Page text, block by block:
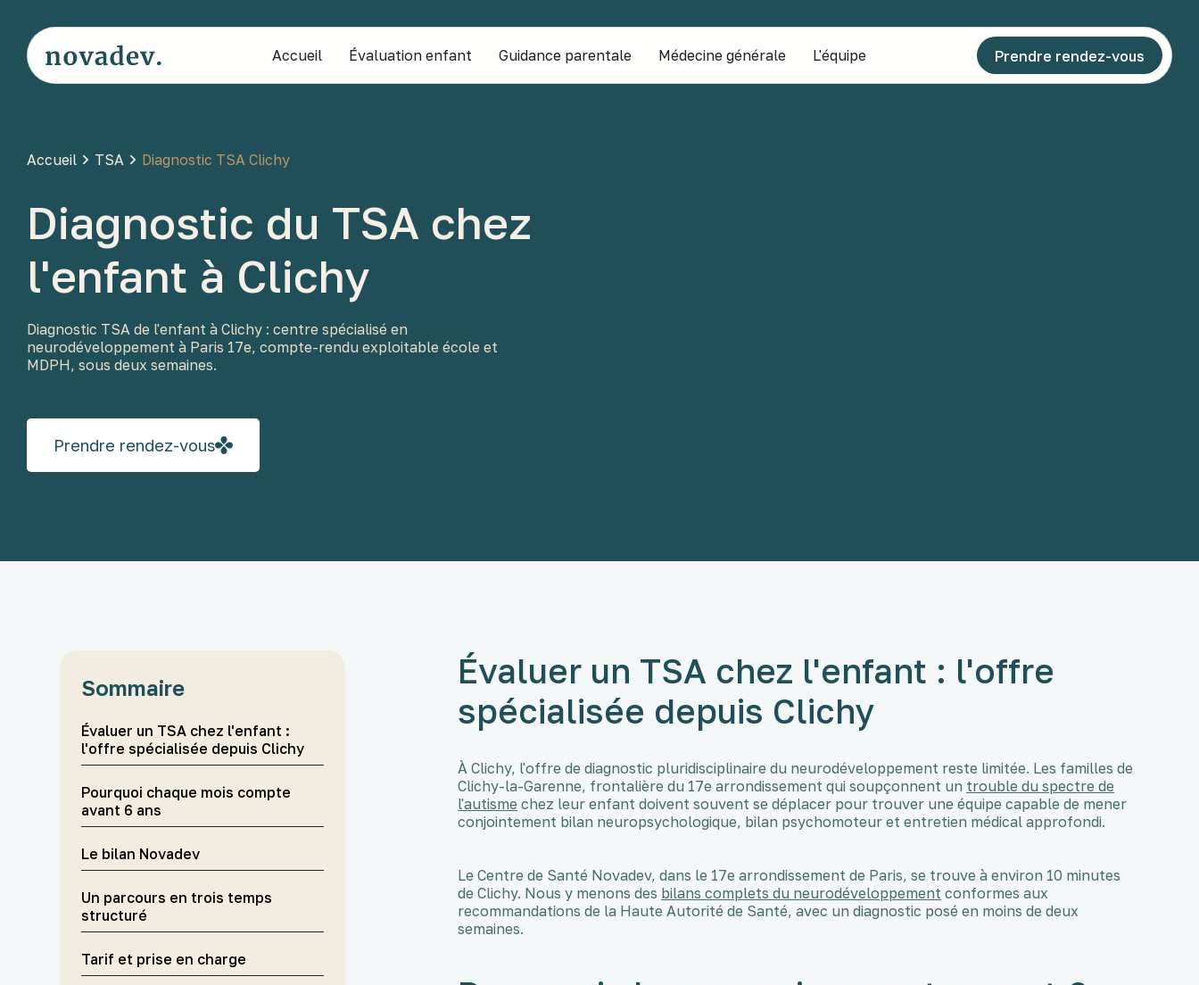
Accueil Évaluation enfant Guidance parentale Médecine générale L'équipe Prendre rendez-vous
Accueil TSA Diagnostic TSA Clichy
Diagnostic du TSA chez
l'enfant à Clichy
Diagnostic TSA de l'enfant à Clichy : centre spécialisé en
neurodéveloppement à Paris 17e, compte-rendu exploitable école et
MDPH, sous deux semaines.
Prendre rendez-vous
Sommaire
Évaluer un TSA chez l'enfant :
l'offre spécialisée depuis Clichy
Pourquoi chaque mois compte
avant 6 ans
Le bilan Novadev
Un parcours en trois temps
structuré
Tarif et prise en charge
Évaluer un TSA chez l'enfant : l'offre
spécialisée depuis Clichy
À Clichy, l'offre de diagnostic pluridisciplinaire du neurodéveloppement reste limitée. Les familles de
Clichy-la-Garenne, frontalière du 17e arrondissement qui soupçonnent un trouble du spectre de
l'autisme chez leur enfant doivent souvent se déplacer pour trouver une équipe capable de mener
conjointement bilan neuropsychologique, bilan psychomoteur et entretien médical approfondi.
Le Centre de Santé Novadev, dans le 17e arrondissement de Paris, se trouve à environ 10 minutes
de Clichy. Nous y menons des bilans complets du neurodéveloppement conformes aux
recommandations de la Haute Autorité de Santé, avec un diagnostic posé en moins de deux
semaines.